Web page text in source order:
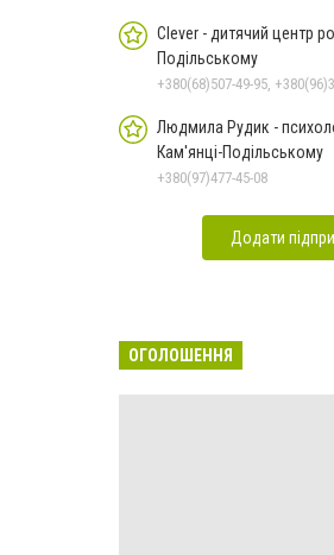
Clever - дитячий центр
Подільському
+380(68)507-49-95,
Людмила Рудик -
Кам'янці-Подільському
+380(97)477-45-08
Додати
ОГОЛОШЕННЯ